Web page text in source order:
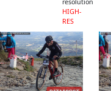
resolution
HIGH-
RES